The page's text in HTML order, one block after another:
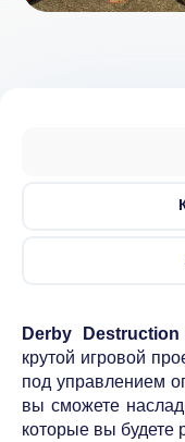
Derby
крутой игровой
под управлением
вы сможете
которые вы будете